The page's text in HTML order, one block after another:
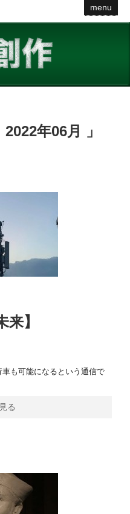
menu
年06月 」
来】
も可能になるという通信で
る